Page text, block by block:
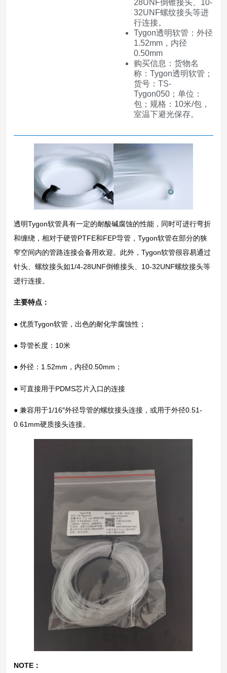
28UNF倒锥接头、10-
32UNF螺纹接头等进
行连接。
Tygon透明软管：外径
1.52mm，内径
0.50mm
购买信息：货物名
称：Tygon透明软管；
货号：TS-
Tygon050；单位：
包；规格：10米/包，
室温下避光保存。
透明Tygon软管具有一定的耐酸碱腐蚀的性能，同时可进行弯折
和缠绕，相对于硬管PTFE和FEP导管，Tygon软管在部分的狭
窄空间内的管路连接会备用欢迎。此外，Tygon软管很容易通过
针头、螺纹接头如1/4-28UNF倒锥接头、10-32UNF螺纹接头等
进行连接。
主要特点：
● 优质Tygon软管，出色的耐化学腐蚀性；
● 导管长度：10米
● 外径：1.52mm，内径0.50mm；
● 可直接用于PDMS芯片入口的连接
● 兼容用于1/16″外径导管的螺纹接头连接，或用于外径0.51-
0.61mm硬质接头连接。
NOTE：